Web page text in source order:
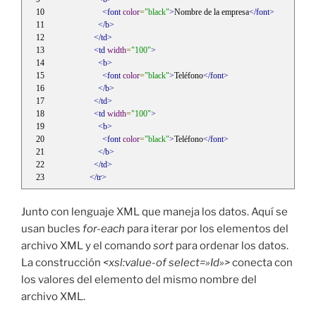
<font color="black">Nombre de la empresa</font>
</b>
</td>
<td width="100">
<b>
<font color="black">Teléfono</font>
</b>
</td>
<td width="100">
<b>
<font color="black">Teléfono</font>
</b>
</td>
</tr>
Junto con lenguaje XML que maneja los datos. Aquí se
usan bucles for-each para iterar por los elementos del
archivo XML y el comandosort para ordenar los datos.
La construcción <xsl:value-of select=»Id»>conecta con
los valores del elemento del mismo nombre del
archivo XML.